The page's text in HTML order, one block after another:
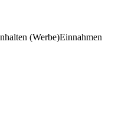
(Werbe)Einnahmen